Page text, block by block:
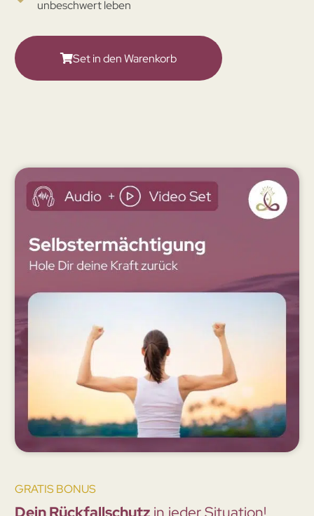
unbeschwert leben
Set in den Warenkorb
GRATIS BONUS
Dein Rückfallschutzin jeder Situation!